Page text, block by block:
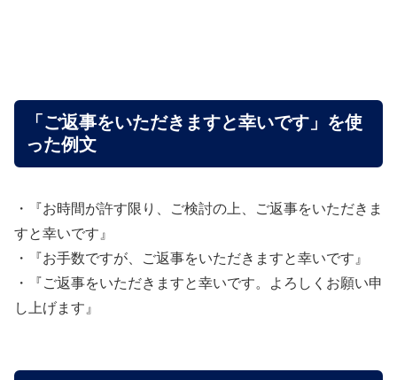
「ご返事をいただきますと幸いです」を使
った例文
・『お時間が許す限り、ご検討の上、ご返事をいただきま
すと幸いです』
・『お手数ですが、ご返事をいただきますと幸いです』
・『ご返事をいただきますと幸いです。よろしくお願い申
し上げます』